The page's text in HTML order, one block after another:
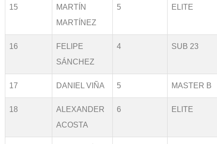
15
MARTÍN
MARTÍNEZ
5 ELITE
16
FELIPE
SÁNCHEZ
4 SUB 23
17 DANIEL VIÑA 5 MASTER B
18
ALEXANDER
ACOSTA
6 ELITE